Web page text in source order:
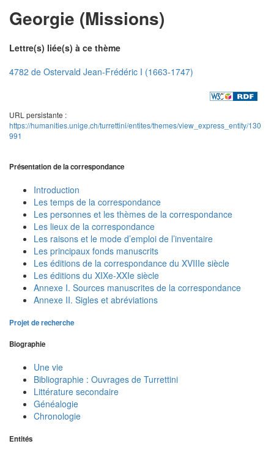
Georgie (Missions)
Lettre(s) liée(s) à ce thème
4782 de Ostervald Jean-Frédéric I (1663-1747)
URL persistante :
https://humanities.unige.ch/turrettini/entites/themes/view_express_entity/130
991
Présentation de la correspondance
Introduction
Les temps de la correspondance
Les personnes et les thèmes de la correspondance
Les lieux de la correspondance
Les raisons et le mode d’emploi de l’inventaire
Les principaux fonds manuscrits
Les éditions de la correspondance du XVIIIe siècle
Les éditions du XIXe-XXIe siècle
Annexe I. Sources manuscrites de la correspondance
Annexe II. Sigles et abréviations
Projet de recherche
Biographie
Une vie
Bibliographie : Ouvrages de Turrettini
Littérature secondaire
Généalogie
Chronologie
Entités